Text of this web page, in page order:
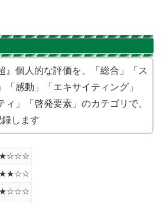
』個人的な評価を、「総合」「ス
「感動」「エキサイティング」
ィ」「啓発要素」のカテゴリで、
します